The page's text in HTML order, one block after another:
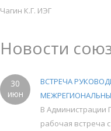
Чагин К.Г. ИЭГ
Новости
30
июн
ВСТРЕЧА
В Администрации
рабочая встреча